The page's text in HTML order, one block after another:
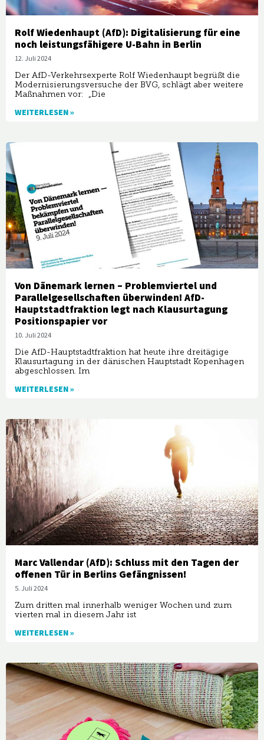
Rolf Wiedenhaupt (AfD): Digitalisierung für eine
noch leistungsfähigere U-Bahn in Berlin
12. Juli 2024
Der AfD-Verkehrsexperte Rolf Wiedenhaupt begrüßt die
Modernisierungsversuche der BVG, schlägt aber weitere
Maßnahmen vor: „Die
WEITERLESEN »
Von Dänemark lernen – Problemviertel und
Parallelgesellschaften überwinden! AfD-
Hauptstadtfraktion legt nach Klausurtagung
Positionspapier vor
10. Juli 2024
Die AfD-Hauptstadtfraktion hat heute ihre dreitägige
Klausurtagung in der dänischen Hauptstadt Kopenhagen
abgeschlossen. Im
WEITERLESEN »
Marc Vallendar (AfD): Schluss mit den Tagen der
offenen Tür in Berlins Gefängnissen!
5. Juli 2024
Zum dritten mal innerhalb weniger Wochen und zum
vierten mal in diesem Jahr ist
WEITERLESEN »